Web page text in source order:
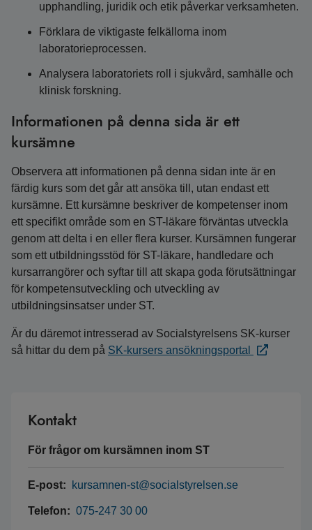
upphandling, juridik och etik påverkar verksamheten.
Förklara de viktigaste felkällorna inom
laboratorieprocessen.
Analysera laboratoriets roll i sjukvård, samhälle och
klinisk forskning.
Informationen på denna sida är ett
kursämne
Observera att informationen på denna sidan inte är en
färdig kurs som det går att ansöka till, utan endast ett
kursämne. Ett kursämne beskriver de kompetenser inom
ett specifikt område som en ST-läkare förväntas utveckla
genom att delta i en eller flera kurser. Kursämnen fungerar
som ett utbildningsstöd för ST-läkare, handledare och
kursarrangörer och syftar till att skapa goda förutsättningar
för kompetensutveckling och utveckling av
utbildningsinsatser under ST.
Är du däremot intresserad av Socialstyrelsens SK-kurser
så hittar du dem på SK-kursers ansökningsportal
Kontakt
För frågor om kursämnen inom ST
E-post: kursamnen-st@socialstyrelsen.se
Telefon: 075-247 30 00